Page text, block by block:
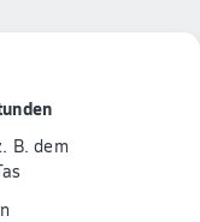
B. dem